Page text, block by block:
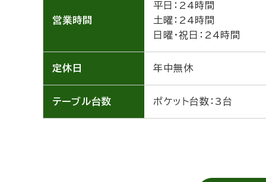
営業時間
平日：24時間
土曜：24時間
日曜・祝日：24時間
定休日 年中無休
テーブル台数 ポケット台数：3台